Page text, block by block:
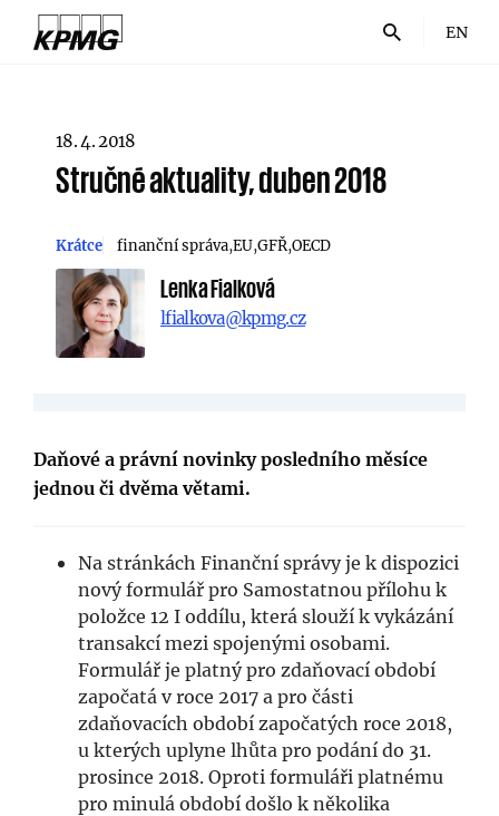
EN
18. 4. 2018
Stručné aktuality, duben 2018
Krátce finanční správa EU GFŘ OECD
Lenka Fialková
lfialkova@kpmg.cz
Daňové a právní novinky posledního měsíce
jednou či dvěma větami.
Na stránkách Finanční správy je k dispozici
nový formulář pro Samostatnou přílohu k
položce 12 I oddílu, která slouží k vykázání
transakcí mezi spojenými osobami.
Formulář je platný pro zdaňovací období
započatá v roce 2017 a pro části
zdaňovacích období započatých roce 2018,
u kterých uplyne lhůta pro podání do 31.
prosince 2018. Oproti formuláři platnému
pro minulá období došlo k několika